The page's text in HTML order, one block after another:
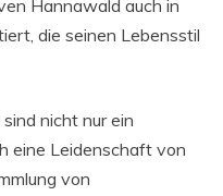
Hannawald auch in
die seinen Lebensstil
nicht nur ein
eine Leidenschaft von
von